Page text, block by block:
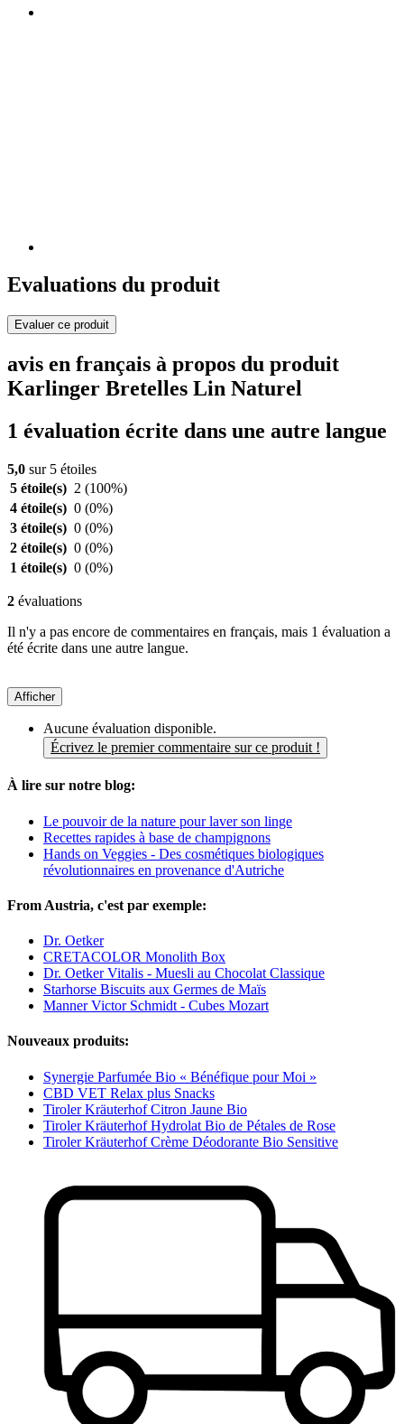
Evaluations du produit
Evaluer ce produit
avis en français à propos du produit
Karlinger Bretelles Lin Naturel
1 évaluation écrite dans une autre langue
5,0 sur 5 étoiles
5 étoile(s) 2 (100%)
4 étoile(s) 0 (0%)
3 étoile(s) 0 (0%)
2 étoile(s) 0 (0%)
1 étoile(s) 0 (0%)
2 évaluations
Il n'y a pas encore de commentaires en français, mais 1 évaluation a
été écrite dans une autre langue.
Afficher
Aucune évaluation disponible.
Écrivez le premier commentaire sur ce produit !
À lire sur notre blog:
Le pouvoir de la nature pour laver son linge
Recettes rapides à base de champignons
Hands on Veggies - Des cosmétiques biologiques
révolutionnaires en provenance d'Autriche
From Austria, c'est par exemple:
Dr. Oetker
CRETACOLOR Monolith Box
Dr. Oetker Vitalis - Muesli au Chocolat Classique
Starhorse Biscuits aux Germes de Maïs
Manner Victor Schmidt - Cubes Mozart
Nouveaux produits:
Synergie Parfumée Bio « Bénéfique pour Moi »
CBD VET Relax plus Snacks
Tiroler Kräuterhof Citron Jaune Bio
Tiroler Kräuterhof Hydrolat Bio de Pétales de Rose
Tiroler Kräuterhof Crème Déodorante Bio Sensitive